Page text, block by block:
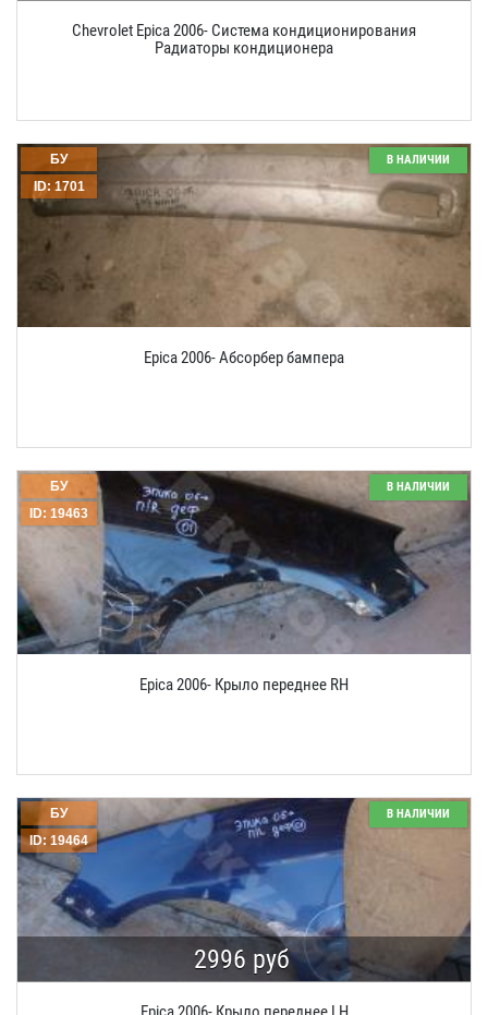
Chevrolet Epica 2006- Система кондиционирования
Радиаторы кондиционера
Epica 2006- Абсорбер бампера
ID: 1701
БУ В НАЛИЧИИ
Epica 2006- Крыло переднее RH
ID: 19463
БУ В НАЛИЧИИ
ID: 19464
БУ
2996 руб
В НАЛИЧИИ